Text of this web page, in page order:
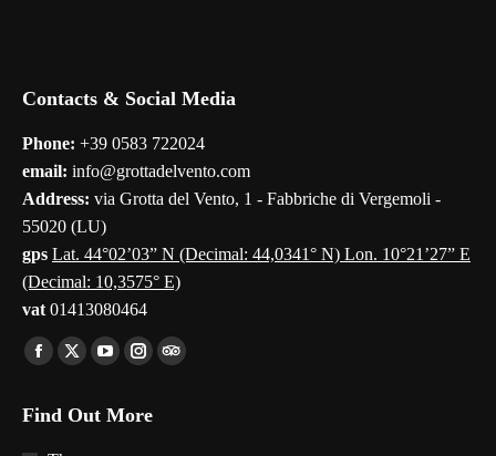
Contacts & Social Media
Phone: +39 0583 722024
email: info@grottadelvento.com
Address: via Grotta del Vento, 1 - Fabbriche di Vergemoli -
55020 (LU)
gps Lat. 44°02’03” N (Decimal: 44,0341° N) Lon. 10°21’27” E
(Decimal: 10,3575° E)
vat 01413080464
Find us on:
Facebook
opens
in
X
opens
YouTube
opens
Instagram
opens
TripAdvisor
Find Out More